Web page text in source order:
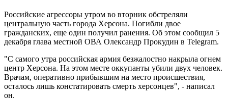
Российские агрессоры утром во вторник обстреляли
центральную часть города Херсона. Погибли двое
гражданских, еще один получил ранения. Об этом сообщил 5
декабря глава местной ОВА Олександр Прокудин в Telegram.
"С самого утра российская армия безжалостно накрыла огнем
центр Херсона. На этом месте оккупанты убили двух человек.
Врачам, оперативно прибывшим на место происшествия,
осталось лишь констатировать смерть херсонцев", - написал
он.